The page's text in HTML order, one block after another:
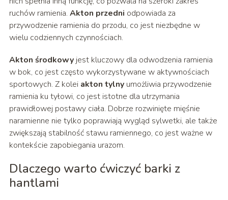
ruchów ramienia. Akton przedni odpowiada za
przywodzenie ramienia do przodu, co jest niezbędne w
wielu codziennych czynnościach.
Akton środkowyjest kluczowy dla odwodzenia ramienia
w bok, co jest często wykorzystywane w aktywnościach
sportowych. Z kolei akton tylnyumożliwia przywodzenie
ramienia ku tyłowi, co jest istotne dla utrzymania
prawidłowej postawy ciała. Dobrze rozwinięte mięśnie
naramienne nie tylko poprawiają wygląd sylwetki, ale także
zwiększają stabilność stawu ramiennego, co jest ważne w
kontekście zapobiegania urazom.
Dlaczego warto ćwiczyć barki z
hantlami